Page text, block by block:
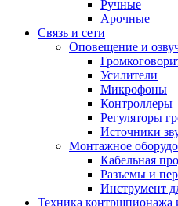
Ручные
Арочные
Связь и сети
Оповещение и
Усилители
Микрофоны
Контроллеры
Регуляторы
Источники
Монтажное
Кабельная
Разъемы и
Инструмент
Техника контршпионажа